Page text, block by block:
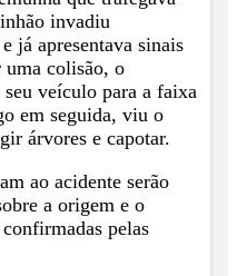
invadiu
já apresentava sinais
uma colisão, o
veículo para a faixa
em seguida, viu o
árvores e capotar.
ao acidente serão
a origem e o
pelas